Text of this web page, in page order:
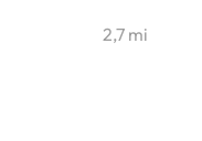
2,7 mi